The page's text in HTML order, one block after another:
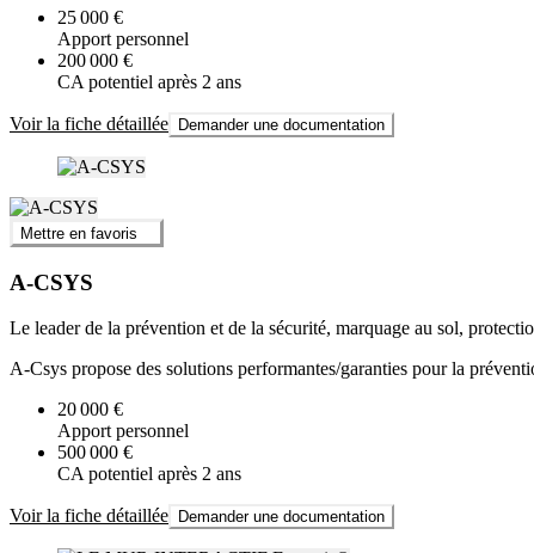
25 000 €
Apport personnel
200 000 €
CA potentiel après 2 ans
Voir la fiche détaillée Demander une documentation
Mettre en favoris
A-CSYS
Le leader de la prévention et de la sécurité, marquage au sol,
A-Csys propose des solutions performantes/garanties pour la
20 000 €
Apport personnel
500 000 €
CA potentiel après 2 ans
Voir la fiche détaillée Demander une documentation